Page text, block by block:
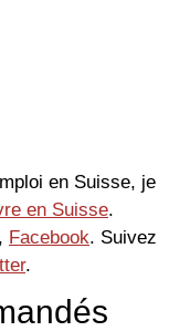
en Suisse, je
en Suisse.
, Facebook. Suivez
.